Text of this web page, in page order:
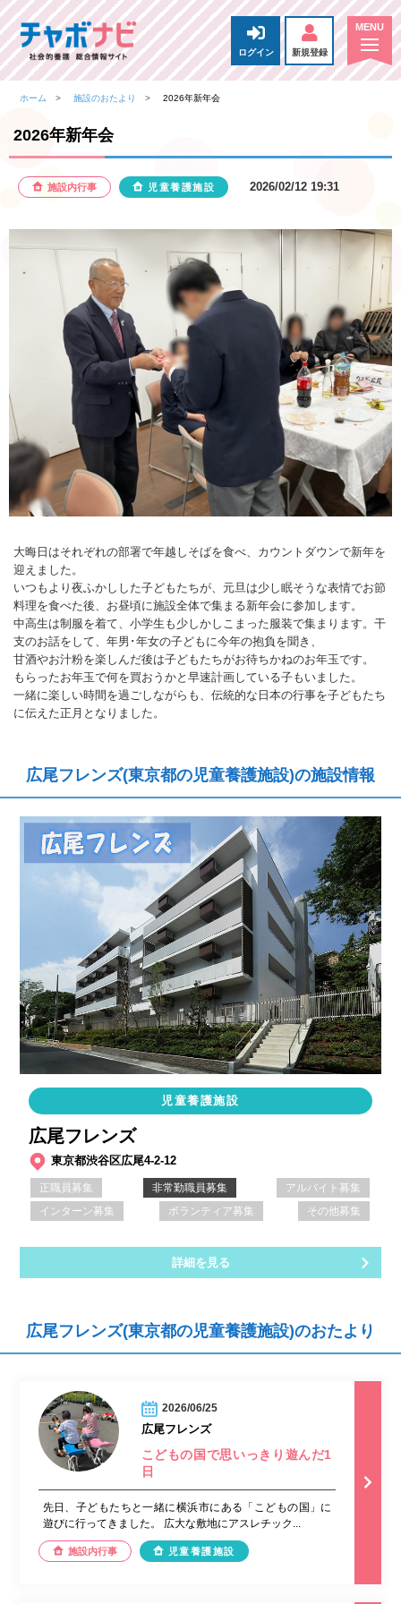
ログイン 新規登録
ホーム 施設のおたより 2026年新年会
2026年新年会
施設内行事 児童養護施設 2026/02/12 19:31
大晦日はそれぞれの部署で年越しそばを食べ、カウントダウンで新年を
迎えました。
いつもより夜ふかしした子どもたちが、元旦は少し眠そうな表情でお節
料理を食べた後、お昼頃に施設全体で集まる新年会に参加します。
中高生は制服を着て、小学生も少しかしこまった服装で集まります。干
支のお話をして、年男･年女の子どもに今年の抱負を聞き、
甘酒やお汁粉を楽しんだ後は子どもたちがお待ちかねのお年玉です。
もらったお年玉で何を買おうかと早速計画している子もいました。
一緒に楽しい時間を過ごしながらも、伝統的な日本の行事を子どもたち
に伝えた正月となりました。
広尾フレンズ(東京都の児童養護施設)の施設情報
児童養護施設
広尾フレンズ
東京都渋谷区広尾4-2-12
正職員募集 非常勤職員募集
アルバイト募集
インターン募集
ボランティア募集 その他募集
詳細を見る
広尾フレンズ(東京都の児童養護施設)のおたより
2026/06/25
広尾フレンズ
こどもの国で思いっきり遊んだ1
日
先日、子どもたちと一緒に横浜市にある「こどもの国」に
遊びに行ってきました。 広大な敷地にアスレチック...
施設内行事 児童養護施設